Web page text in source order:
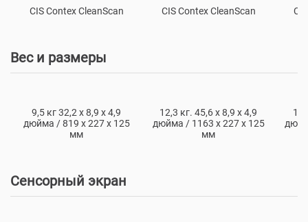
CIS Contex CleanScan CIS Contex CleanScan
Вес и размеры
9,5 кг 32,2 х 8,9 х 4,9
дюйма / 819 х 227 х 125
мм
12,3 кг. 45,6 х 8,9 х 4,9
дюйма / 1163 х 227 х 125
мм
Сенсорный экран